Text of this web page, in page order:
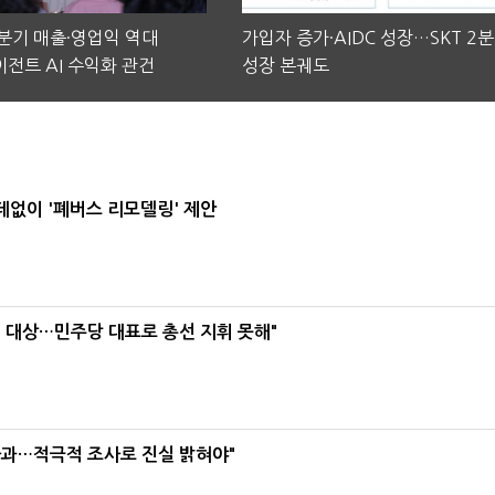
기 매출·영업익 역대
트 AI 수익화 관건
가입자 증가·AIDC 성장…SKT 2
성장 본궤도
없이 '폐버스 리모델링' 제안
상…민주당 대표로 총선 지휘 못해"
…적극적 조사로 진실 밝혀야"